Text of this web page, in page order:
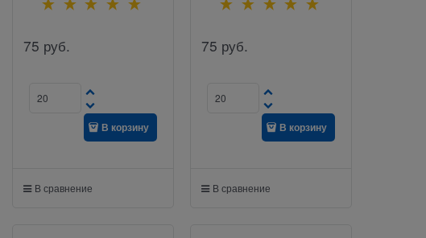
75 руб.
В корзину
В сравнение
75 руб.
В корзину
В сравнение